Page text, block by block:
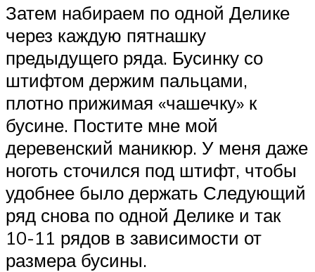
Затем набираем по одной Делике
через каждую пятнашку
предыдущего ряда. Бусинку со
штифтом держим пальцами,
плотно прижимая «чашечку» к
бусине. Постите мне мой
деревенский маникюр. У меня даже
ноготь сточился под штифт, чтобы
удобнее было держать Следующий
ряд снова по одной Делике и так
10-11 рядов в зависимости от
размера бусины.